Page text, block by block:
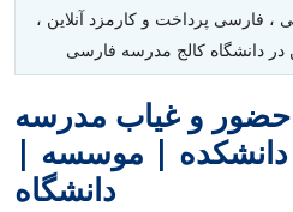
، فارسی پرداخت و کارمزد آنلاین ،
در دانشگاه کالج مدرسه فارسی
حضور و غیاب مدرسه
دانشکده | موسسه |
دانشگاه